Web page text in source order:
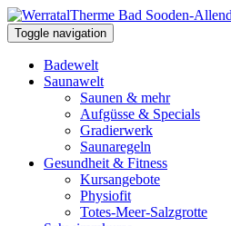
Toggle navigation
Badewelt
Saunawelt
Saunen & mehr
Aufgüsse & Specials
Gradierwerk
Saunaregeln
Gesundheit & Fitness
Kursangebote
Physiofit
Totes-Meer-Salzgrotte